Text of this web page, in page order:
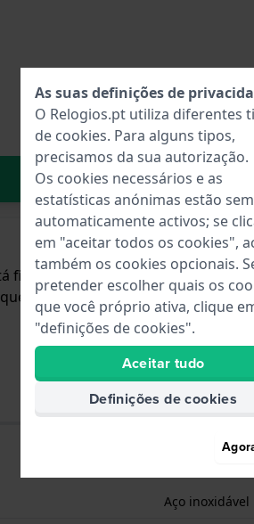
No carrinho
fixada ao relógio através de
significa que esta bracelete é
Aço inoxidável
As suas definições de
O Relogios.pt utiliza diferentes
de cookies. Para alguns tipos,
precisamos da sua autorização.
Os cookies necessários e as
estatísticas anónimas estão
automaticamente activos; se
em "aceitar todos os cookies",
também os cookies opcionais.
pretender escolher quais os
que você próprio ativa, clique
"definições de cookies".
Aceitar tudo
Definições de cookies